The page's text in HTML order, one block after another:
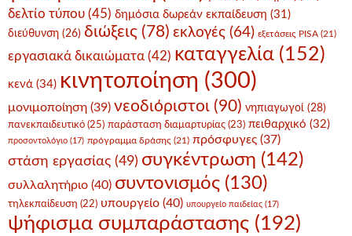
δελτίο τύπου (45) δημόσια δωρεάν εκπαίδευση (31)
διεύθυνση (26) διώξεις (78) εκλογές (64) εξετάσεις PISA (21)
εργασιακά δικαιώματα (42) καταγγελία (152)
κενά (34) κινητοποίηση (300)
μονιμοποίηση (39) νεοδιόριστοι (90) νηπιαγωγοί (28)
πανεκπαιδευτικό (25) παράσταση διαμαρτυρίας (23) πειθαρχικό (32)
προσοντολόγιο (17) πρόγραμμα δράσης (21) πρόσφυγες (37)
στάση εργασίας (49) συγκέντρωση (142)
συλλαλητήριο (40) συντονισμός (130)
τηλεκπαίδευση (22) υπουργείο (40) υπουργείο παιδείας (17)
ψήφισμα συμπαράστασης (192)